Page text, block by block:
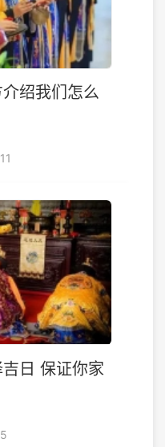
绍我们怎么
日 保证你家